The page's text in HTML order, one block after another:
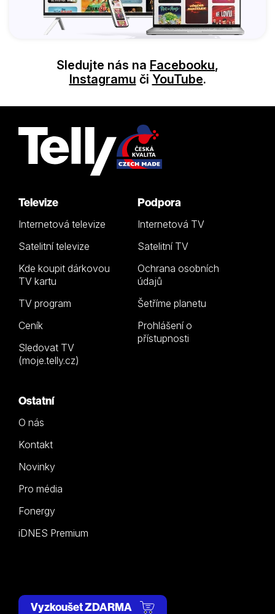
Sledujte nás na Facebooku,
Instagramu či YouTube.
Televize
Internetová televize
Satelitní televize
Kde koupit dárkovou
TV kartu
TV program
Ceník
Sledovat TV
(moje.telly.cz)
Podpora
Internetová TV
Satelitní TV
Ochrana osobních
údajů
Šetříme planetu
Prohlášení o
přístupnosti
Ostatní
O nás
Kontakt
Novinky
Pro média
Fonergy
iDNES Premium
Vyzkoušet ZDARMA